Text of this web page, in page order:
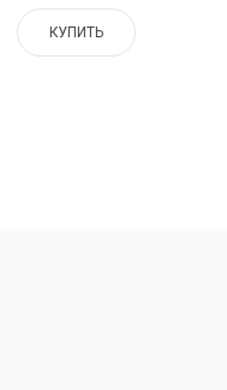
КУПИТЬ